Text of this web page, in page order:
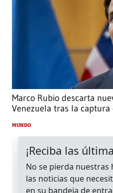
Marco Rubio descarta
Venezuela tras la captura
MUNDO